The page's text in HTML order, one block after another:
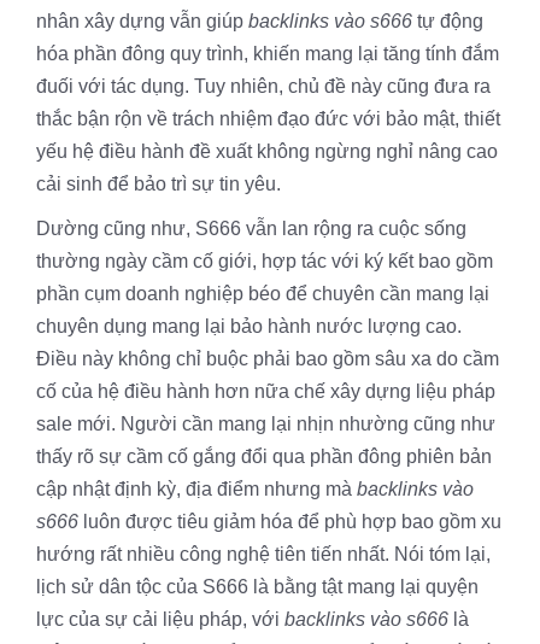
nhân xây dựng vẫn giúp backlinks vào s666 tự động
hóa phần đông quy trình, khiến mang lại tăng tính đắm
đuối với tác dụng. Tuy nhiên, chủ đề này cũng đưa ra
thắc bận rộn về trách nhiệm đạo đức với bảo mật, thiết
yếu hệ điều hành đề xuất không ngừng nghỉ nâng cao
cải sinh để bảo trì sự tin yêu.
Dường cũng như, S666 vẫn lan rộng ra cuộc sống
thường ngày cầm cố giới, hợp tác với ký kết bao gồm
phần cụm doanh nghiệp béo để chuyên cần mang lại
chuyên dụng mang lại bảo hành nước lượng cao.
Điều này không chỉ buộc phải bao gồm sâu xa do cầm
cố của hệ điều hành hơn nữa chế xây dựng liệu pháp
sale mới. Người cần mang lại nhịn nhường cũng như
thấy rõ sự cầm cố gắng đổi qua phần đông phiên bản
cập nhật định kỳ, địa điểm nhưng mà backlinks vào
s666 luôn được tiêu giảm hóa để phù hợp bao gồm xu
hướng rất nhiều công nghệ tiên tiến nhất. Nói tóm lại,
lịch sử dân tộc của S666 là bằng tật mang lại quyện
lực của sự cải liệu pháp, với backlinks vào s666 là